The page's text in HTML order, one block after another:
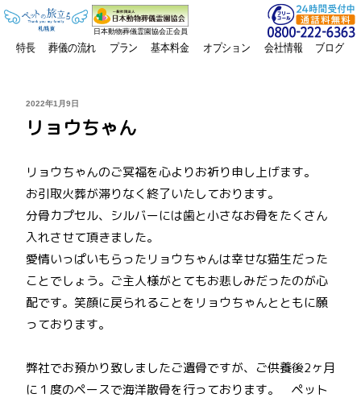
日本動物葬儀霊園協会正会員
特長 葬儀の流れ プラン 基本料金 オプション 会社情報 ブログ
投
日:
2022年1月9日
リョウちゃん
リョウちゃんのご冥福を心よりお祈り申し上げます。
お引取火葬が滞りなく終了いたしております。
分骨カプセル、シルバーには歯と小さなお骨をたくさん
入れさせて頂きました。
愛情いっぱいもらったリョウちゃんは幸せな猫生だった
ことでしょう。ご主人様がとてもお悲しみだったのが心
配です。笑顔に戻られることをリョウちゃんとともに願
っております。
弊社でお預かり致しましたご遺骨ですが、ご供養後2ヶ月
に１度のペースで海洋散骨を行っております。 ペット